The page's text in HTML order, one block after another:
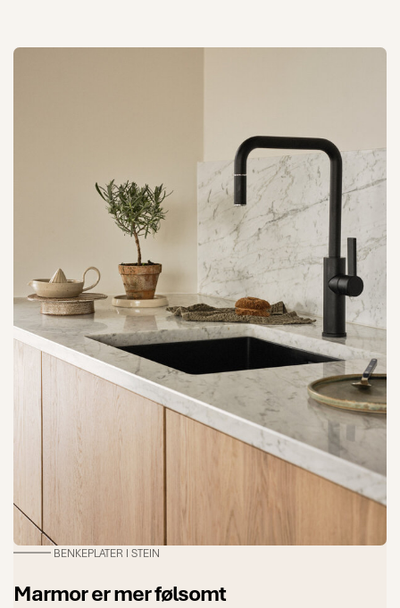
BENKEPLATER I STEIN
Marmor er mer følsomt